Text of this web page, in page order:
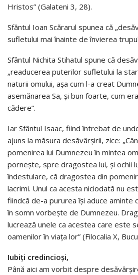
Hristos” (Galateni 3, 28).
Sfântul Ioan Scărarul spunea că
sufletului mai înainte de învierea
Sfântul Nichita Stihatul spune că
„readucerea puterilor sufletului la
naturii omului, așa cum l-a creat
asemănarea Sa, și bun foarte, cum
cădere”.
Iar Sfântul Isaac, fiind întrebat de
ajuns la măsura desăvârșirii, zice:
pomenirea lui Dumnezeu în mintea
pornește, spre dragostea lui, și ochii
îndestulare, că dragostea din
lacrimi. Unul ca acesta niciodată nu
fiindcă de-a pururea își aduce aminte
în somn vorbește de Dumnezeu.
lucrează unele ca acestea care este
oamenilor în viața lor” (Filocalia X,
Iubiți credincioși,
Până aici am vorbit despre